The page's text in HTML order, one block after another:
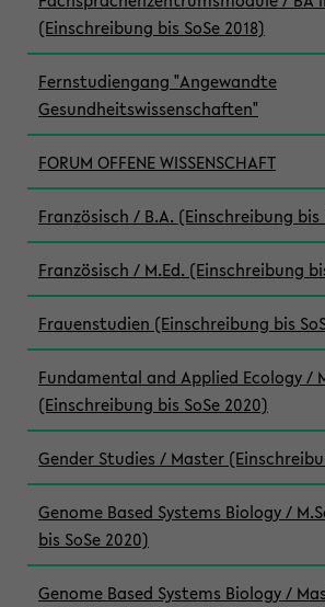
(Einschreibung bis SoSe 2018)
Fernstudiengang "Angewandte
Gesundheitswissenschaften"
FORUM OFFENE WISSENSCHAFT
Französisch / B.A. (Einschreibung bis
Französisch / M.Ed. (Einschreibung
Frauenstudien (Einschreibung bis
Fundamental and Applied Ecology /
(Einschreibung bis SoSe 2020)
Gender Studies / Master
Genome Based Systems Biology /
bis SoSe 2020)
Genome Based Systems Biology /